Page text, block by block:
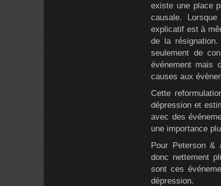
existe une place
causale.
explicatif est à
de la
seulement de
événement mais
causes aux
Cette
dépression et
avec des
une importance
Pour Peterson &
donc nettement
sont ces
dépression.